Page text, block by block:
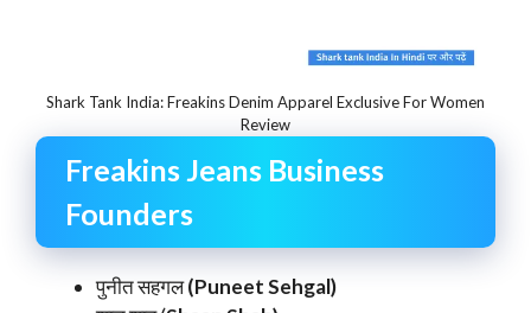
Shark Tank India: Freakins Denim Apparel Exclusive For Women
Review
Freakins Jeans Business
Founders
पुनीत सहगल(Puneet Sehgal)